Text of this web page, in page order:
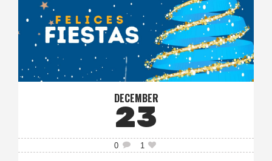
DECEMBER
23
0 1